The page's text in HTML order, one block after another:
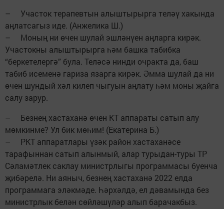
– Участок терапевтын алыштырырга теләү хакында
аңлатсагыз иде. (Анжелика Ш.)
– Моның ни өчен шулай эшләнүен аңларга кирәк.
Участокны алыштырырга һәм башка табибка
“беркетелергә” була. Теләсә нинди очракта да, баш
табиб исеменә гариза язарга кирәк. Әмма шулай да ни
өчен шундый хәл килеп чыгуын аңлату һәм моны җайга
салу зарур.
– Безнең хастаханә өчен КТ аппараты сатып алу
мөмкинме? Ул бик мөһим! (Екатерина Б.)
– РКТ аппаратлары үзәк район хастаханәсе
тарафыннан сатып алынмый, алар турыдан-туры ТР
Сәламәтлек саклау министрлыгы программасы буенча
җибәрелә. Ни аяныч, безнең хастаханә 2022 елда
программага эләкмәде. Һәр­хәлдә, ел дәвамында без
министрлык белән сөйләшүләр алып барачакбыз.